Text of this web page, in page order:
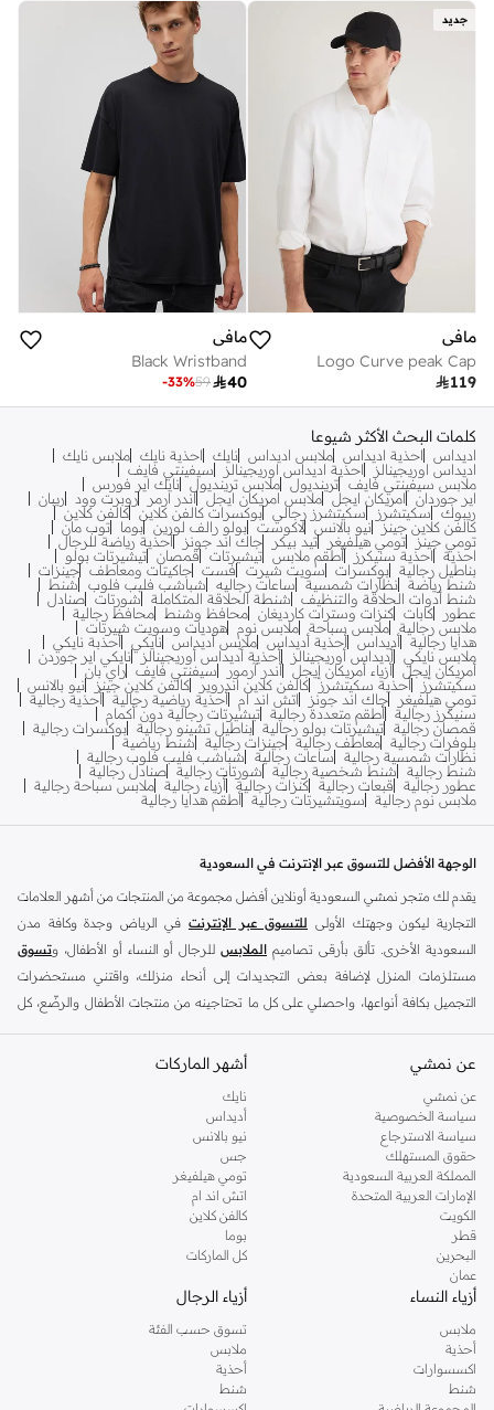
جديد
مافي
Logo Curve peak Cap
119
مافي
Black Wristband
40
59
-33%
كلمات البحث الأكثر شيوعا
اديداس احذية اديداس ملابس اديداس نايك احذية نايك ملابس نايك
اديداس اوريجينالز
احذية اديداس اوريجينالز
سيفينتي فايف
ملابس سيفينتي فايف ترينديول ملابس ترينديول نايك اير فورس
اير جوردان
امريكان ايجل ملابس امريكان ايجل اندر ارمر روبرت وود
ريبان
ريبوك
سكيتشرز سكيتشرز رجالي بوكسرات كالفن كلاين كالفن كلاين
كالفن كلاين جينز نيو بالانس لاكوست بولو رالف لورين بوما
توب مان
تومي جينز تومي هيلفيغر تيد بيكر جاك اند جونز
أحذية رياضة للرجال
احذية
احذية سنيكرز أطقم ملابس تيشيرتات قمصان تيشيرتات بولو
بناطيل رجالية بوكسرات سويت شيرت فست جاكيتات ومعاطف جينزات
شنط رياضة نظارات شمسية ساعات رجاليه شباشب فليب فلوب
شنط
شنط أدوات الحلاقة والتنظيف
شنطة الحلاقة المتكاملة شورتات صنادل
عطور
كابات كنزات وسترات كارديغان محافظ وشنط محافظ رجالية
ملابس رجالية ملابس سباحة ملابس نوم هوديات وسويت شيرتات
هدايا رجالية أديداس أحذية أديداس ملابس أديداس نايكي أحذبة نايكي
ملابس نايكي أديداس أوريجينالز أحذية أديداس أوريجينالز
نايكي اير جوردن
أمريكان إيجل أزياء أمريكان إيجل أندر آرمور سيفنتي فايف راي بان
سكيتشرز
أحذية سكيتشرز كالفن كلاين اندروير كالفن كلاين جينز
نيو بالانس
تومي هيلفيغر
جاك اند جونز اتش اند ام أحذية رياضية رجالية أحذية رجالية
سنيكرز رجالية أطقم متعددة رجالية تيشيرتات رجالية دون أكمام
قمصان رجالية تيشيرتات بولو رجالية بناطيل تشينو رجالية بوكسرات رجالية
بلوفرات رجالية معاطف رجالية جينزات رجالية
شنط رياضية
نظارات شمسية رجالية
ساعات رجالية
شباشب فليب فلوب رجالية
شنط رجالية
شنط شخصية رجالية شورتات رجالية صنادل رجالية
عطور رجالية
قبعات رجالية كنزات رجالية أزياء رجالية ملابس سباحة رجالية
ملابس نوم رجالية
سويتشيرتات رجالية أطقم هدايا رجالية
الوجهة الأفضل للتسوق عبر الإنترنت في السعودية
يقدم لك متجر نمشي السعودية أونلاين أفضل مجموعة من المنتجات من أشهر العلامات
التجارية ليكون وجهتك الأولى للتسوق عبر الإنترنت في الرياض وجدة وكافة مدن
السعودية الأخرى. تألق بأرقى تصاميم الملابس للرجال أو النساء أو الأطفال، وتسوق
مستلزمات المنزل لإضافة بعض التجديدات إلى أنحاء منزلك، واقتني مستحضرات
التجميل بكافة أنواعها، واحصلي على كل ما تحتاجينه من منتجات الأطفال والرضّع، كل
أفضل العلامات التجارية في السعودية
يضم متجر نمشي السعودية أونلاين مجموعة ضخمة من المنتجات من أفضل العلامات
التجارية، بداية من الأزياء وحتى مستلزمات المنزل. ستجد لدينا كل ما ترغب به من
الملابس والأحذية والإكسسوارات وكافة احتياجاتك الأخرى من علامات رائدة مثل:
ديفاكتو ، وديزل، وبيير كاردان تومي هيلفيغر، وريفر ايلاند
ومايكل كورس ، وبيفرلي هيلز بولو كلوب ، وأمريكان إيجل
لورين
كما ستجد ملابس للكبار والأطفال لدى نمشي السعودية من علامات مثل
وماركات خاصة بالأطفال مثل
وأخرى للرضع مثل مذركير
تسوقي أزياء نسائية مواكبة للموضة في السعودية
إذا كنتِ ترغبين في مواكبة أحدث الصيحات، أو تودين اقتناء قطع أزياء أساسية استعدادًا
للموسم الجديد، أو تفكرين في إضافة قطع جديدة إلى مجموعة ملابسك، فستجدين كل
عن نمشي
عن نمشي
سياسة الخصوصية
سياسة الاسترجاع
حقوق المستهلك
المملكة العربية السعودية
الإمارات العربية المتحدة
الكويت
قطر
البحرين
عمان
أشهر الماركات
نايك
أديداس
نيو بالانس
جس
تومي هيلفيغر
اتش اند ام
كالفن كلاين
بوما
كل الماركات
أزياء النساء
ملابس
أحذية
اكسسوارات
شنط
أزياء الرجال
تسوق حسب الفئة
ملابس
أحذية
شنط